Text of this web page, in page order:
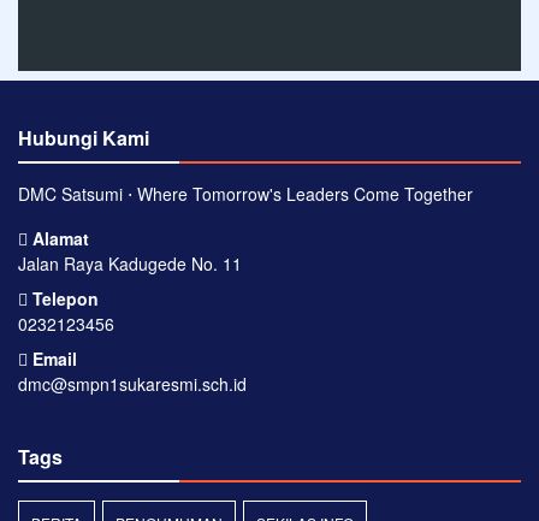
Hubungi Kami
DMC Satsumi ⋅ Where Tomorrow's Leaders Come Together
Alamat
Jalan Raya Kadugede No. 11
Telepon
0232123456
Email
dmc@smpn1sukaresmi.sch.id
Tags